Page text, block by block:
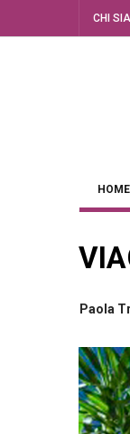
CHI
HOME
Paola